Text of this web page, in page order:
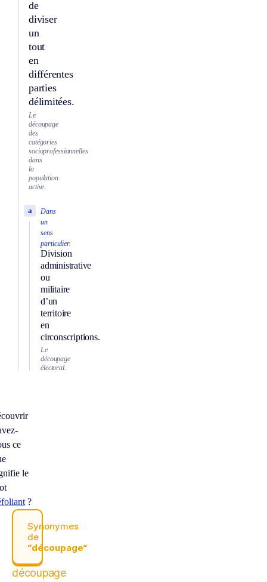
de
diviser
un
tout
en
différentes
parties
délimitées.
Le
découpage
des
catégories
socioprofessionnelles
dans
la
population
active.
Dans
un
sens
particulier.
Division
administrative
ou
militaire
d’un
territoire
en
circonscriptions.
a
Le
découpage
électoral.
ce
le
?
Synonymes
de
“découpage“
découpage